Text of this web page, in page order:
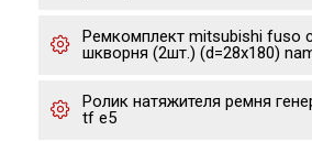
Ремкомплект mitsubishi fuso
шкворня (2шт.) (d=28х180)
Ролик натяжителя ремня
tf e5